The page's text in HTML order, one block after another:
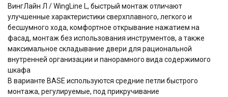
ВингЛайн Л / WingLine L, быстрый монтаж отличают
улучшенные характеристики сверхплавного, легкого и
бесшумного хода, комфортное открывание нажатием на
фасад, монтаж без использования инструментов, а также
максимальное складывание двери для рациональной
внутренней организации и панорамного вида содержимого
шкафа
В варианте BASE используются средние петли быстрого
монтажа, регулируемые, под прикручивание